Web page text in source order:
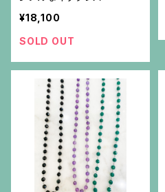
¥18,100
SOLD OUT